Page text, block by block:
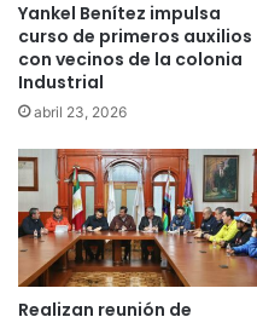
Yankel Benítez impulsa
curso de primeros auxilios
con vecinos de la colonia
Industrial
abril 23, 2026
Realizan reunión de